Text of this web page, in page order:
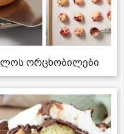
ორცხობილები